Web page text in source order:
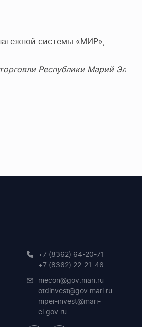
системы «МИР»,
Республики Марий Эл
+7 (8362) 64-20-71
+7 (8362) 22-21-46
mecon@gov.mari.ru
otdinvest@gov.mari.ru
mper-invest@mari-
el.gov.ru